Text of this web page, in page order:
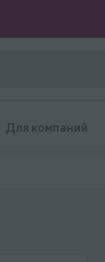
Для компаний